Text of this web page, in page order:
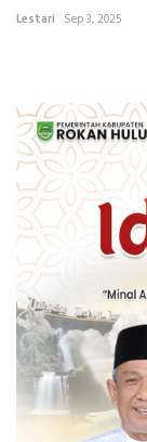
Lestari Sep 3, 2025